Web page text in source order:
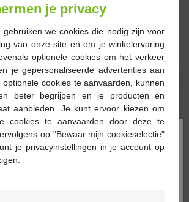
Reserveren
online
In winkelmandje
×
je privacy
gebruiken we cookies die nodig zijn voor
van onze site en om je winkelervaring
optionele cookies om het verkeer
je gepersonaliseerde advertenties aan
cookies te aanvaarden, kunnen
beter begrijpen en je producten en
aanbieden. Je kunt ervoor kiezen om
cookies te aanvaarden door deze te
op "Bewaar mijn cookieselectie"
je privacyinstellingen in je account op